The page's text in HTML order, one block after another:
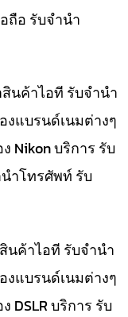
ถือ รับจำนำ
นค้าไอที รับจำนำ
แบรนด์เนมต่างๆ
Nikon บริการ รับ
ำโทรศัพท์ รับ
นค้าไอที รับจำนำ
แบรนด์เนมต่างๆ
DSLR บริการ รับ